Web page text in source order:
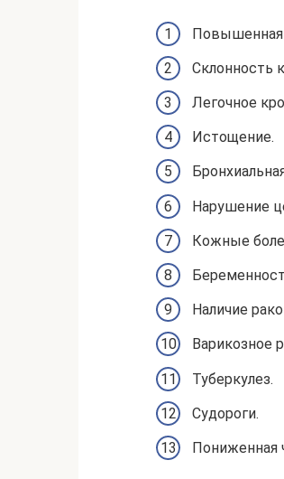
Повышенная
Склонность
Легочное
Истощение.
Нарушение
Кожные
Наличие
Варикозное
Туберкулез.
Судороги.
Пониженная